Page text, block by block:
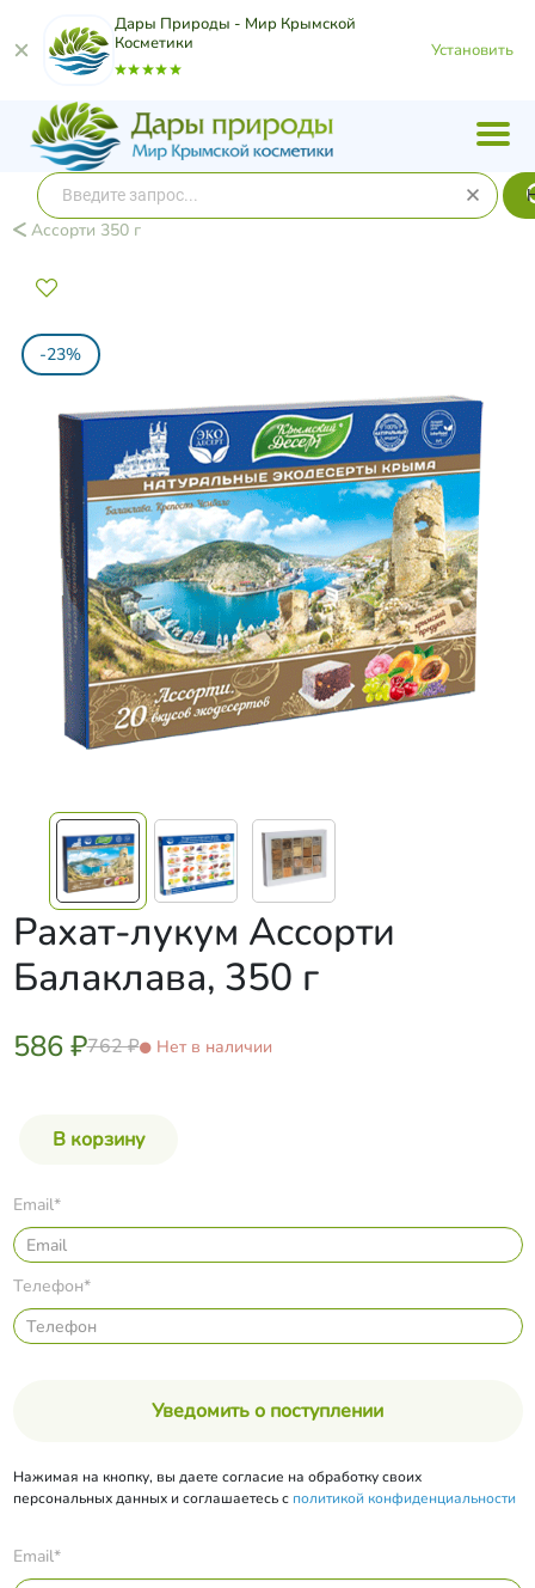
Дары Природы - Мир Крымской
Косметики
Установить
Ассорти 350 г
-23%
Рахат-лукум Ассорти
Балаклава, 350 г
586 ₽762 ₽ Нет в наличии
Email*
Телефон*
Уведомить о поступлении
Нажимая на кнопку, вы даете согласие на обработку своих
персональных данных и соглашаетесь с политикой конфиденциальности
Email*